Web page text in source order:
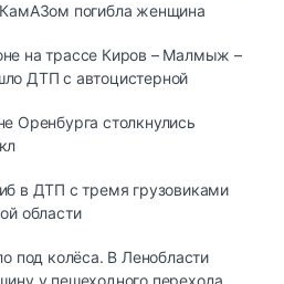
погибла женщина
на трассе Киров – Малмыж –
ДТП с автоцистерной
Оренбурга столкнулись
в ДТП с тремя грузовиками
области
под колёса. В Ленобласти
у пешеходного перехода